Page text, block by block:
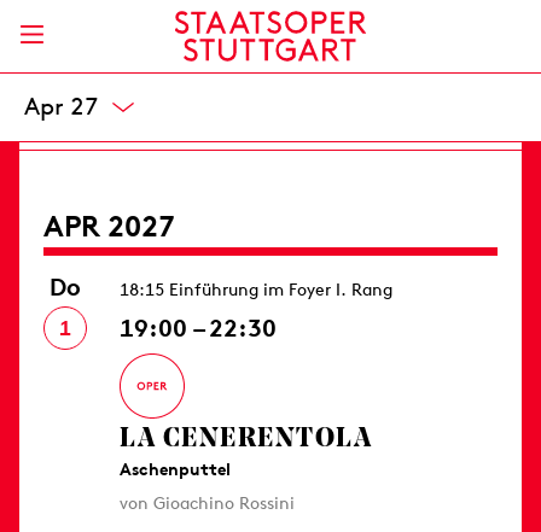
Mär 27
Opernhaus
8 / 20,50 / - / 49 / 66 / 82 / 99 / 119 / 139 €
APR 2027
Do
1
18:15 Einführung im Foyer I. Rang
19:00 – 22:30
LA CENERENTOLA
Aschenputtel
von Gioachino Rossini